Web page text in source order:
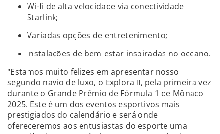
Wi-fi de alta velocidade via conectividade
Starlink;
Variadas opções de entretenimento;
Instalações de bem-estar inspiradas no oceano.
"Estamos muito felizes em apresentar nosso
segundo navio de luxo, o Explora II, pela primeira vez
durante o Grande Prêmio de Fórmula 1 de Mônaco
2025. Este é um dos eventos esportivos mais
prestigiados do calendário e será onde
ofereceremos aos entusiastas do esporte uma